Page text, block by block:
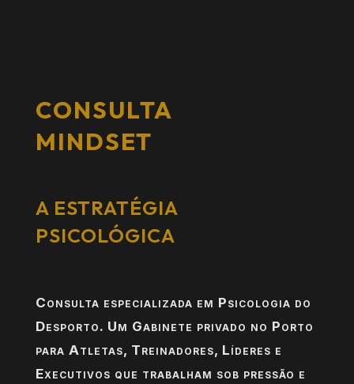
CONSULTA
MINDSET
A ESTRATÉGIA
PSICOLÓGICA
Consulta especializada em Psicologia do
Desporto. Um Gabinete privado no Porto
para Atletas, Treinadores, Líderes e
Executivos que trabalham sob pressão e